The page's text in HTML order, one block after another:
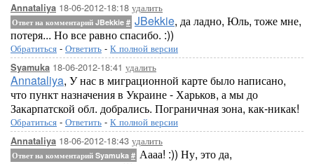
Annataliya 18-06-2012-18:18 удалить
Ответ на комментарий JBekkie # JBekkie, да ладно, Юль, тоже мне,
потеря... Но все равно спасибо. :))
Обратиться - Ответить - К полной версии
Syamuka 18-06-2012-18:41 удалить
Annataliya, У нас в миграционной карте было написано,
что пункт назначения в Украине - Харьков, а мы до
Закарпатской обл. добрались. Пограничная зона, как-никак!
Обратиться - Ответить - К полной версии
Annataliya 18-06-2012-18:43 удалить
Ответ на комментарий Syamuka # Аааа! :)) Ну, это да,